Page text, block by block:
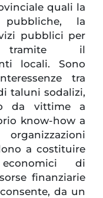
quali la
la
pubblici per
tramite il
locali. Sono
tra
taluni sodalizi,
da vittime a
know-how a
a costituire
di
finanziarie
da un